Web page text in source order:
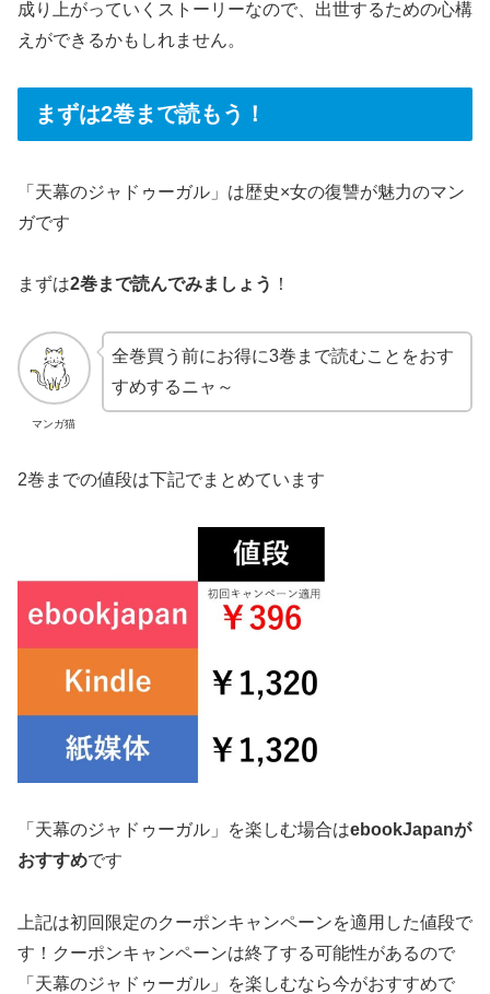
成り上がっていくストーリーなので、出世するための心構
えができるかもしれません。
まずは2巻まで読もう！
「天幕のジャドゥーガル」は歴史×女の復讐が魅力のマン
ガです
まずは2巻まで読んでみましょう ！
マンガ猫
全巻買う前にお得に3巻まで読むことをおす
すめするニャ～
2巻までの値段は下記でまとめています
「天幕のジャドゥーガル」を楽しむ場合はebookJapanが
おすすめです
上記は初回限定のクーポンキャンペーンを適用した値段で
す！クーポンキャンペーンは終了する可能性があるので
「天幕のジャドゥーガル」を楽しむなら今がおすすめで